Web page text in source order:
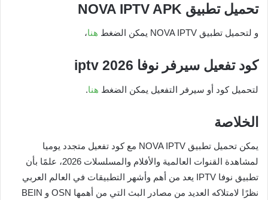
تحميل تطبيق NOVA IPTV APK
و لتحميل تطبيق NOVA IPTV يمكن الضغط هنا،
كود تفعيل سيرفر نوفا iptv 2026
لتحميل كود أو سيرفر التفعيل يمكن الضغط هنا.
الخلاصة
يمكن تحميل تطبيق NOVA IPTV مع كود تفعيل متجدد يوميا
لمشاهدة القنوات العالمية والأفلام والمسلسلات 2026، علمًا بأن
تطبيق نوفا IPTV يعد من أهم وأشهر التطبيقات في العالم العربي
نظرًا لامتلاكه العديد من مصادر البث التي من أهمها OSN و BEIN